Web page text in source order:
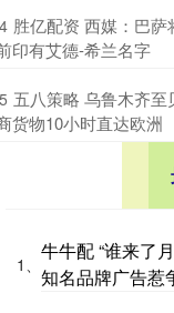
4 胜亿配资 西媒：巴
印有艾德-希兰名字
5 五八策略 乌鲁木齐
货物10小时直达欧洲
1、
牛牛配 “谁来了
知名品牌广告惹